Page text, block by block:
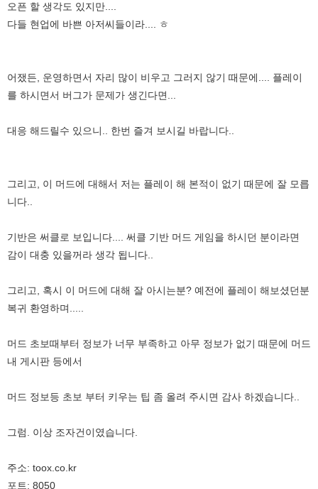
오픈 할 생각도 있지만....
다들 현업에 바쁜 아저씨들이라.... ㅎ
어쟀든, 운영하면서 자리 많이 비우고 그러지 않기 때문에.... 플레이
를 하시면서 버그가 문제가 생긴다면...
대응 해드릴수 있으니.. 한번 즐겨 보시길 바랍니다..
그리고, 이 머드에 대해서 저는 플레이 해 본적이 없기 때문에 잘 모릅
니다..
기반은 써클로 보입니다.... 써클 기반 머드 게임을 하시던 분이라면
감이 대충 있을꺼라 생각 됩니다..
그리고, 혹시 이 머드에 대해 잘 아시는분? 예전에 플레이 해보셨던분
복귀 환영하며.....
머드 초보때부터 정보가 너무 부족하고 아무 정보가 없기 때문에 머드
내 게시판 등에서
머드 정보등 초보 부터 키우는 팁 좀 올려 주시면 감사 하겠습니다..
그럼. 이상 조자건이였습니다.
주소: toox.co.kr
포트: 8050